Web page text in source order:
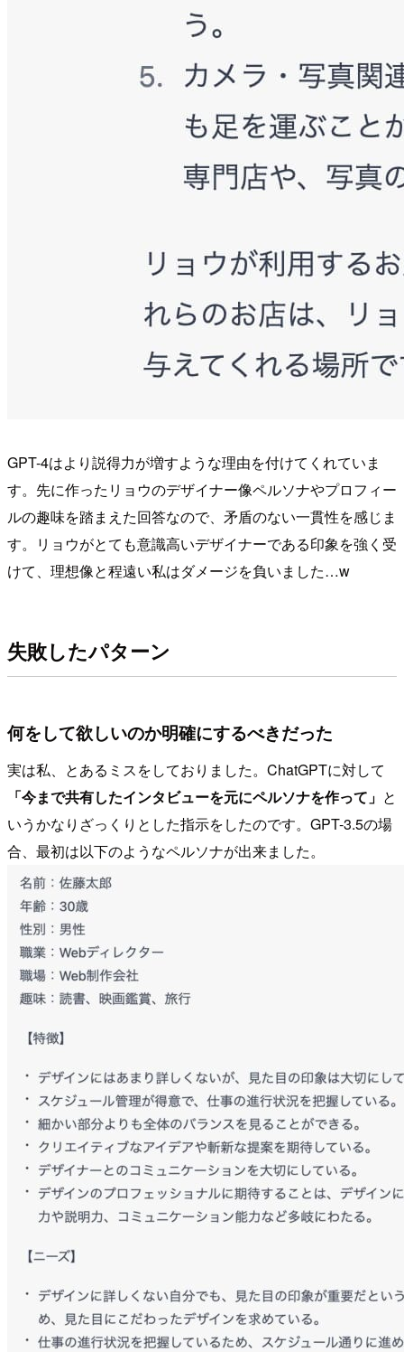
GPT-4はより説得力が増すような理由を付けてくれていま
す。先に作ったリョウのデザイナー像ペルソナやプロフィー
ルの趣味を踏まえた回答なので、矛盾のない一貫性を感じま
す。リョウがとても意識高いデザイナーである印象を強く受
けて、理想像と程遠い私はダメージを負いました…w
失敗したパターン
何をして欲しいのか明確にするべきだった
実は私、とあるミスをしておりました。ChatGPTに対して
「今まで共有したインタビューを元にペルソナを作って」 と
いうかなりざっくりとした指示をしたのです。GPT-3.5の場
合、最初は以下のようなペルソナが出来ました。